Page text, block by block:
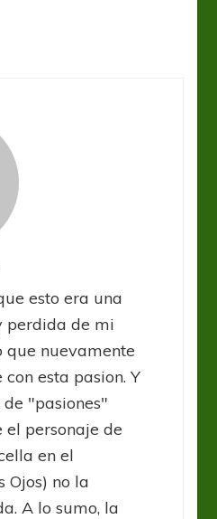
esto era una
perdida de mi
que nuevamente
esta pasion. Y
"pasiones"
el personaje de
en el
Ojos) no la
A lo sumo, la